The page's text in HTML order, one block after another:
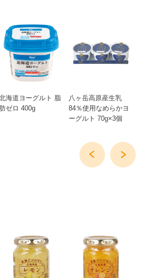
海道ヨーグルト 脂
肪ゼロ 400g
八ヶ岳高原産生乳
84％使用なめらかヨ
ーグルト 70g×3個